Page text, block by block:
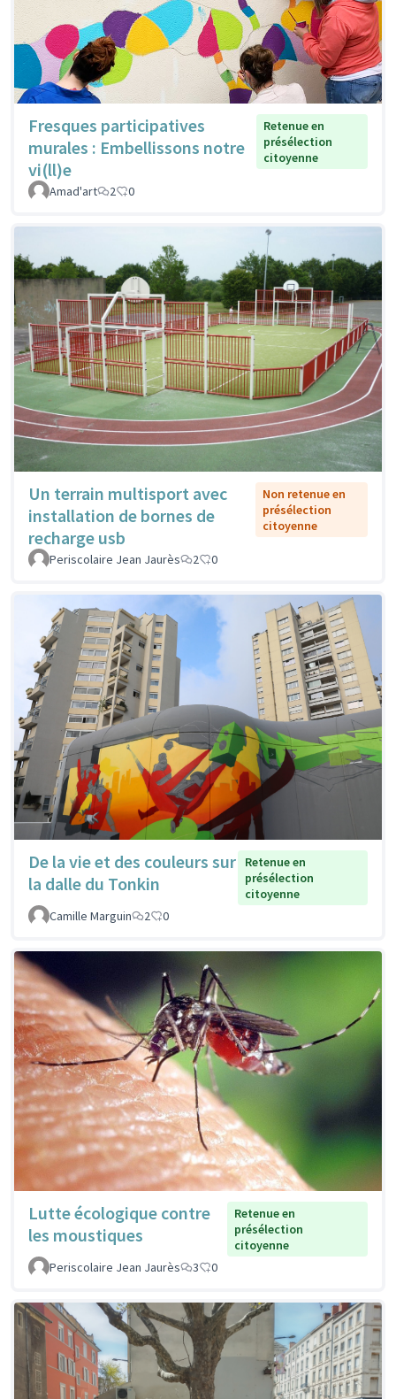
Fresques participatives
murales : Embellissons notre
vi(ll)e
Retenue en
présélection
citoyenne
Amad'art 2 0
Un terrain multisport avec
installation de bornes de
recharge usb
Non retenue en
présélection
citoyenne
Periscolaire Jean Jaurès 2 0
De la vie et des couleurs sur
la dalle du Tonkin
Retenue en
présélection
citoyenne
Camille Marguin
2 0
Lutte écologique contre
les moustiques
Retenue en
présélection
citoyenne
Periscolaire Jean Jaurès
3 0